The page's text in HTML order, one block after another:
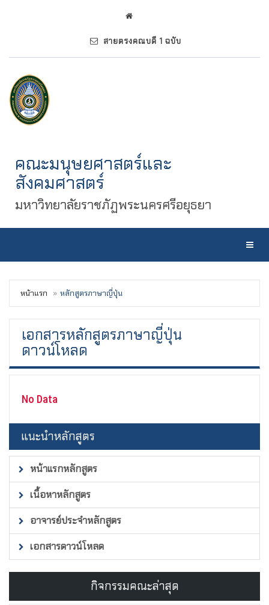
สายตรงคณบดี 1 ฉบับ
คณะมนุษยศาสตร์และ
สังคมศาสตร์
มหาวิทยาลัยราชภัฏพระนครศรีอยุธยา
หน้าแรก หลักสูตรภาษาญี่ปุ่น
เอกสารหลักสูตรภาษาญี่ปุ่น
ดาวน์โหลด
No Data
แนะนำหลักสูตร
หน้าแรกหลักสูตร
เนื้อหาหลักสูตร
อาจารย์ประจำหลักสูตร
เอกสารดาวน์โหลด
กิจกรรมคณะล่าสุด